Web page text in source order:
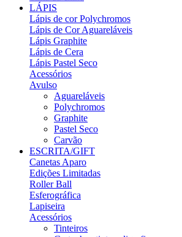
LÁPIS
Lápis de cor Polychromos
Lápis de Cor Aguareláveis
Lápis Graphite
Lápis de Cera
Lápis Pastel Seco
Acessórios
Avulso
Aguareláveis
Polychromos
Graphite
Pastel Seco
Carvão
ESCRITA/GIFT
Canetas Aparo
Edições Limitadas
Roller Ball
Esferográfica
Lapiseira
Acessórios
Tinteiros